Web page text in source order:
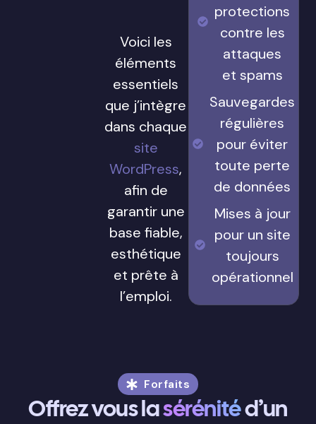
Voici les
éléments
essentiels
que j’intègre
dans chaque
site
WordPress,
afin de
garantir une
base fiable,
esthétique
et prête à
l’emploi.
protections
contre les
attaques
et spams
Sauvegardes
régulières
pour éviter
toute perte
de données
Mises à jour
pour un site
toujours
opérationnel
Forfaits
Offrez vous lasérénitéd’un